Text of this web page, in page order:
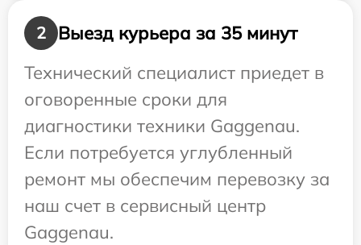
2
Выезд курьера за 35 минут
Технический специалист приедет в
оговоренные сроки для
диагностики техники Gaggenau.
Если потребуется углубленный
ремонт мы обеспечим перевозку за
наш счет в сервисный центр
Gaggenau.